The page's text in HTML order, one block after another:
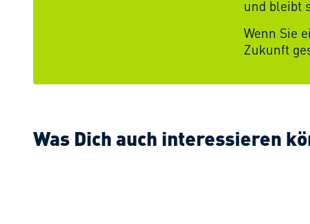
Was Dich auch interessieren